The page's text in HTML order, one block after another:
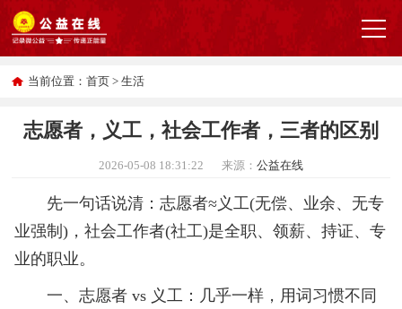
当前位置：首页 >生活
志愿者，义工，社会工作者，三者的区别
2026-05-08 18:31:22 来源：公益在线
先一句话说清：志愿者≈义工(无偿、业余、无专
业强制)，社会工作者(社工)是全职、领薪、持证、专
业的职业。
一、志愿者 vs 义工：几乎一样，用词习惯不同